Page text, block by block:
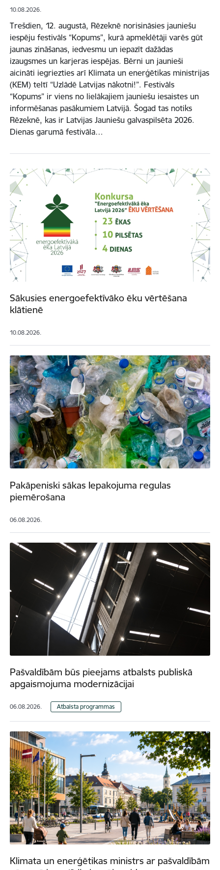
10.08.2026.
Trešdien, 12. augustā, Rēzeknē norisināsies jauniešu
iespēju festivāls “Kopums”, kurā apmeklētāji varēs gūt
jaunas zināšanas, iedvesmu un iepazīt dažādas
izaugsmes un karjeras iespējas. Bērni un jaunieši
aicināti iegriezties arī Klimata un enerģētikas ministrijas
(KEM) teltī “Uzlādē Latvijas nākotni!”. Festivāls
“Kopums” ir viens no lielākajiem jauniešu iesaistes un
informēšanas pasākumiem Latvijā. Šogad tas notiks
Rēzeknē, kas ir Latvijas Jauniešu galvaspilsēta 2026.
Dienas garumā festivāla…
Sākusies energoefektīvāko ēku vērtēšana
klātienē
10.08.2026.
Pakāpeniski sākas Iepakojuma regulas
piemērošana
06.08.2026.
Pašvaldībām būs pieejams atbalsts publiskā
apgaismojuma modernizācijai
06.08.2026. Atbalsta programmas
Klimata un enerģētikas ministrs ar pašvaldībām